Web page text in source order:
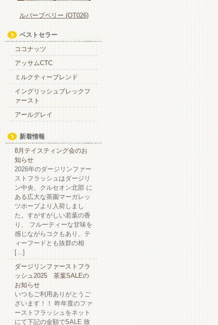
ルバーブベリー (OT026)
ベストセラー
ココナッツ
アッサムCTC
ミルクティーブレンド
イングリッシュブレックフ
ァースト
アールグレイ
新着情報
8月テイスティング会のお
知らせ
2026年のダージリンファー
ストフラッシュはダージリ
ン中央、クルセオン北部 に
ある広大な茶園マーガレッ
ツホープより入荷しまし
た。すがすがしい若葉の香
り、 フルーティーな甘味を
感じながらコクもあり、テ
ィーフードとも抜群の相
[…]
ダージリンファーストフラ
ッシュ2025 茶葉SALEの
お知らせ
いつもご利用ありがとうご
ざいます！！ 昨年度のファ
ーストフラッシュをネット
にて下記の金額でSALE 致